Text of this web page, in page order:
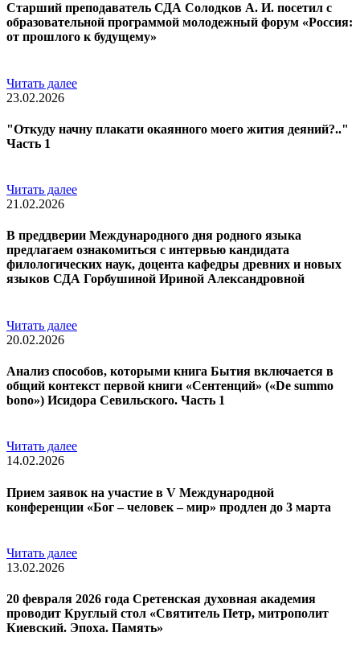
Старший преподаватель СДА Солодков А. И. посетил с
образовательной программой молодежный форум «Россия:
от прошлого к будущему»
Читать далее
23.02.2026
"Откуду начну плакати окаянного моего жития деяний?.."
Часть 1
Читать далее
21.02.2026
В преддверии Международного дня родного языка
предлагаем ознакомиться с интервью кандидата
филологических наук, доцента кафедры древних и новых
языков СДА Горбушиной Ириной Александровной
Читать далее
20.02.2026
Анализ способов, которыми книга Бытия включается в
общий контекст первой книги «Сентенций» («De summo
bono») Исидора Севильского. Часть 1
Читать далее
14.02.2026
Прием заявок на участие в V Международной
конференции «Бог – человек – мир» продлен до 3 марта
Читать далее
13.02.2026
20 февраля 2026 года Сретенская духовная академия
проводит Круглый стол «Святитель Петр, митрополит
Киевский. Эпоха. Память»